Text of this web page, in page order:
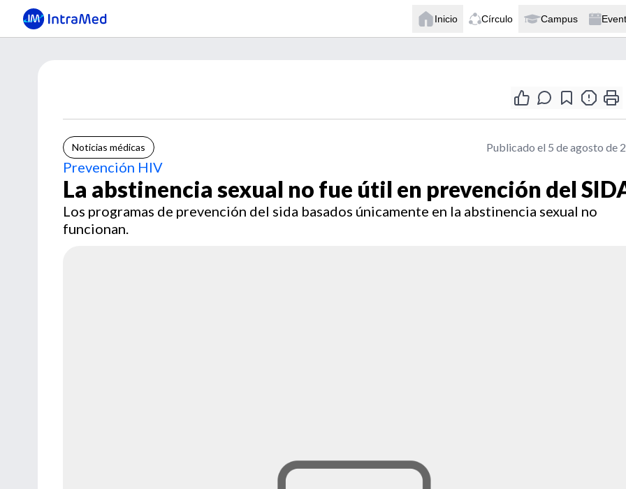
Inicio Círculo Campus
Noticias médicas Publicado el 5 de agosto de
Prevención HIV
La abstinencia sexual no fue útil en prevención del
Los programas de prevención del sida basados únicamente en la abstinencia sexual no
funcionan.